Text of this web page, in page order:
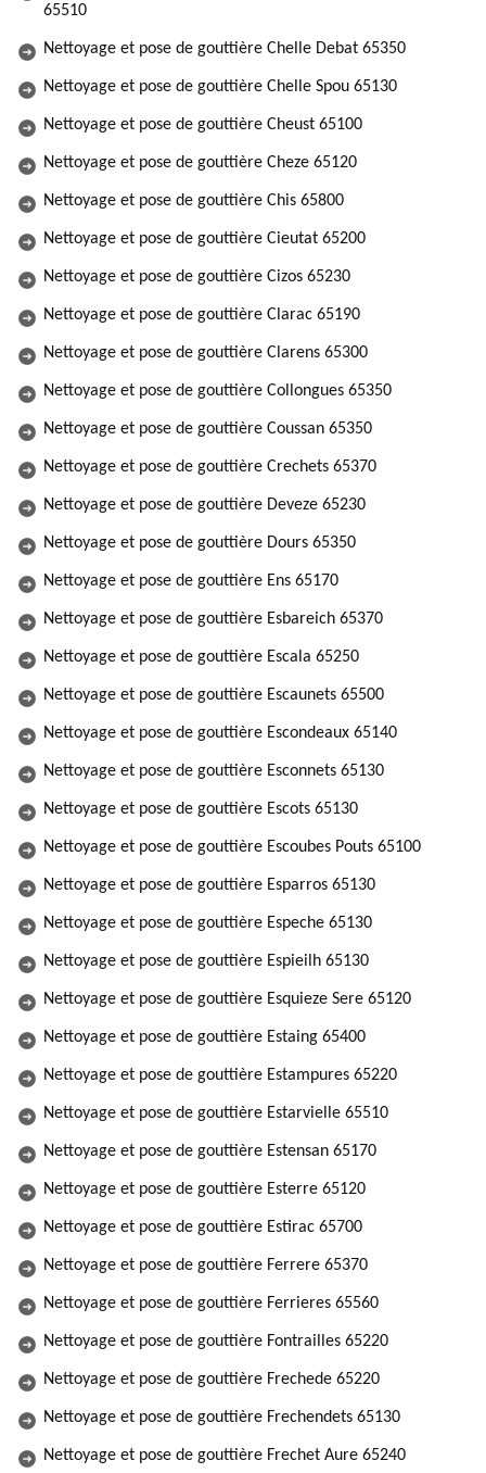
65510
Nettoyage et pose de gouttière Chelle Debat 65350
Nettoyage et pose de gouttière Chelle Spou 65130
Nettoyage et pose de gouttière Cheust 65100
Nettoyage et pose de gouttière Cheze 65120
Nettoyage et pose de gouttière Chis 65800
Nettoyage et pose de gouttière Cieutat 65200
Nettoyage et pose de gouttière Cizos 65230
Nettoyage et pose de gouttière Clarac 65190
Nettoyage et pose de gouttière Clarens 65300
Nettoyage et pose de gouttière Collongues 65350
Nettoyage et pose de gouttière Coussan 65350
Nettoyage et pose de gouttière Crechets 65370
Nettoyage et pose de gouttière Deveze 65230
Nettoyage et pose de gouttière Dours 65350
Nettoyage et pose de gouttière Ens 65170
Nettoyage et pose de gouttière Esbareich 65370
Nettoyage et pose de gouttière Escala 65250
Nettoyage et pose de gouttière Escaunets 65500
Nettoyage et pose de gouttière Escondeaux 65140
Nettoyage et pose de gouttière Esconnets 65130
Nettoyage et pose de gouttière Escots 65130
Nettoyage et pose de gouttière Escoubes Pouts 65100
Nettoyage et pose de gouttière Esparros 65130
Nettoyage et pose de gouttière Espeche 65130
Nettoyage et pose de gouttière Espieilh 65130
Nettoyage et pose de gouttière Esquieze Sere 65120
Nettoyage et pose de gouttière Estaing 65400
Nettoyage et pose de gouttière Estampures 65220
Nettoyage et pose de gouttière Estarvielle 65510
Nettoyage et pose de gouttière Estensan 65170
Nettoyage et pose de gouttière Esterre 65120
Nettoyage et pose de gouttière Estirac 65700
Nettoyage et pose de gouttière Ferrere 65370
Nettoyage et pose de gouttière Ferrieres 65560
Nettoyage et pose de gouttière Fontrailles 65220
Nettoyage et pose de gouttière Frechede 65220
Nettoyage et pose de gouttière Frechendets 65130
Nettoyage et pose de gouttière Frechet Aure 65240